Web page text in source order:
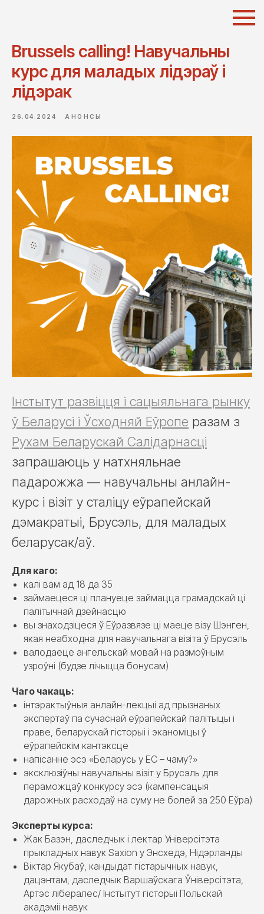
Brussels calling! Навучальны
курс для маладых лідэраў і
лідэрак
26.04.2024 АНОНСЫ
Інстытут развіцця і сацыяльнага рынку
ў Беларусі і Ўсходняй Еўропе разам з
Рухам Беларускай Салідарнасці
запрашаюць у натхняльнае
падарожжа — навучальны анлайн-
курс і візіт у сталіцу еўрапейскай
дэмакратыі, Брусэль, для маладых
беларусак/аў.
Для каго:
калі вам ад 18 да 35
займаецеся ці плануеце займацца грамадскай ці
палітычнай дзейнасцю
вы знаходзіцеся ў Еўразвязе ці маеце візу Шэнген,
якая неабходна для навучальнага візіта ў Брусэль
валодаеце ангельскай мовай на размоўным
узроўні (будзе лічыцца бонусам)
Чаго чакаць:
інтэрактыўныя анлайн-лекцыі ад прызнаных
экспертаў па сучаснай еўрапейскай палітыцы і
праве, беларускай гісторыі і эканоміцы ў
еўрапейскім кантэксце
напісанне эсэ «Беларусь у ЕС – чаму?»
эксклюзіўны навучальны візіт у Брусэль для
пераможцаў конкурсу эсэ (кампенсацыя
дарожных расходаў на суму не болей за 250 Еўра)
Эксперты курса:
Жак Базэн, даследчык і лектар Універсітэта
прыкладных навук Saxion у Энсхедэ, Нідэрланды
Віктар Якубаў, кандыдат гістарычных навук,
дацэнтам, даследчык Варшаўскага Ўніверсітэта,
Артэс лібералес/ Інстытут гісторыі Польскай
акадэміі навук